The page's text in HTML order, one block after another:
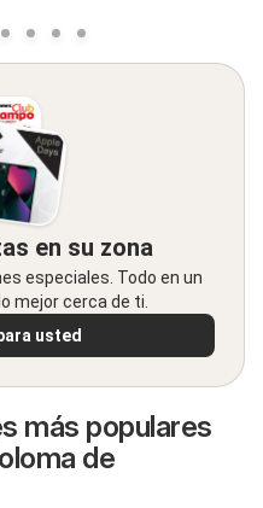
en su zona
especiales. Todo en un
mejor cerca de ti.
usted
más populares
de